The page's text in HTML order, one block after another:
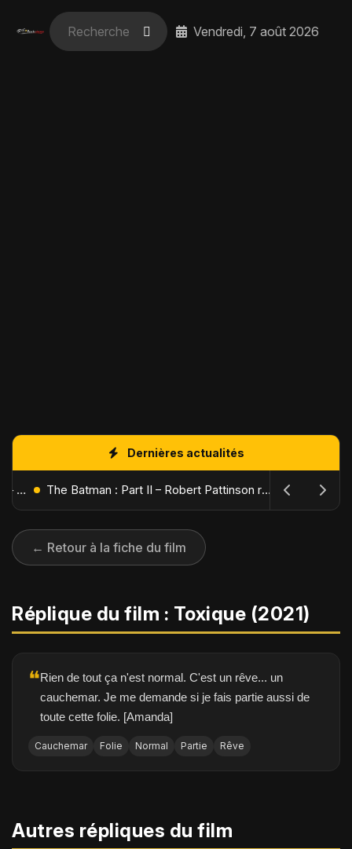
Vendredi, 7 août 2026
Dernières actualités
L'Âge de Glace : Le Réveil du Volcan – Manny, Sid et Diego de retour pour une aventure explosive The Batman : Part II – Robert Pattinson replonge dans les ténèbres de Gotham dès octobre 2027
← Retour à la fiche du film
Réplique du film : Toxique (2021)
❝Rien de tout ça n'est normal. C'est un rêve... un
cauchemar. Je me demande si je fais partie aussi de
toute cette folie. [Amanda]
Cauchemar Folie Normal Partie Rêve
Autres répliques du film